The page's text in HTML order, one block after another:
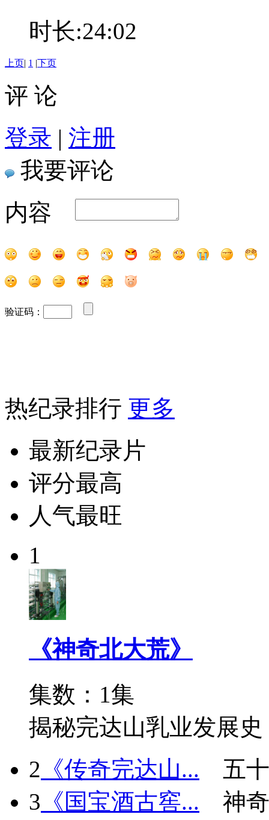
时长:24:02
上页| 1 |下页
评 论
登录 | 注册
我要评论
内容
验证码：
热纪录排行 更多
最新纪录片
评分最高
人气最旺
1
《神奇北大荒》
集数：1集
揭秘完达山乳业发展史
2 《传奇完达山...
五
3 《国宝酒古窖...
神